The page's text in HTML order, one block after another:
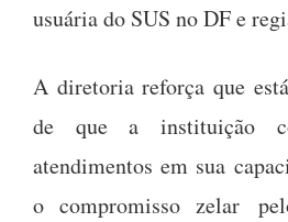
usuária do SUS no DF e
A diretoria reforça que
de que a instituição
atendimentos em sua
o compromisso zelar